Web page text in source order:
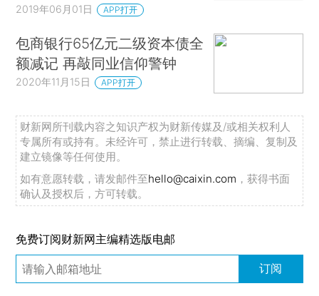
2019年06月01日 APP打开
包商银行65亿元二级资本债全
额减记 再敲同业信仰警钟
2020年11月15日 APP打开
财新网所刊载内容之知识产权为财新传媒及/或相关权利人
专属所有或持有。未经许可，禁止进行转载、摘编、复制及
建立镜像等任何使用。
如有意愿转载，请发邮件至hello@caixin.com ，获得书面
确认及授权后，方可转载。
免费订阅财新网主编精选版电邮
订阅